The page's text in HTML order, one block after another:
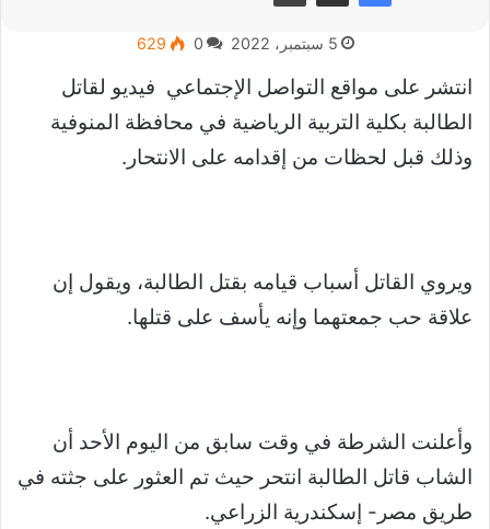
5 سبتمبر، 2022 0
629
انتشر على مواقع التواصل الإجتماعي فيديو لقاتل
الطالبة بكلية التربية الرياضية في محافظة المنوفية
وذلك قبل لحظات من إقدامه على الانتحار.
ويروي القاتل أسباب قيامه بقتل الطالبة، ويقول إن
علاقة حب جمعتهما وإنه يأسف على قتلها.
وأعلنت الشرطة في وقت سابق من اليوم الأحد أن
الشاب قاتل الطالبة انتحر حيث تم العثور على جثته في
طريق مصر- إسكندرية الزراعي.